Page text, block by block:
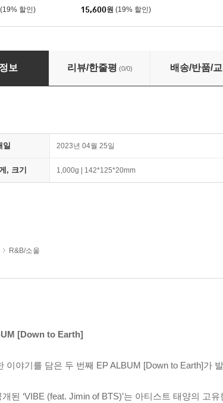
(19% 할인)
15,600원 (19% 할인)
to Earth
보 리뷰/한줄평 (0/0) 배송/반품/
일 2023년 04월 25일
, 크기 1,000g | 142*125*20mm
R&B/소울
[Down to Earth]
이야기를 담은 두 번째 EP ALBUM [Down to Earth]가
된 ‘VIBE (feat. Jimin of BTS)’는 아티스트 태양의 고